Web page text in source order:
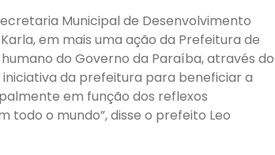
Municipal de Desenvolvimento
em mais uma ação da Prefeitura de
do Governo da Paraíba, através do
iniciativa da prefeitura para beneficiar a
em função dos reflexos
o mundo”, disse o prefeito Leo